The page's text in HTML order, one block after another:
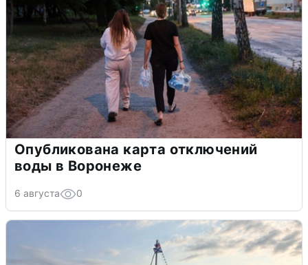
Опубликована карта отключений
воды в Воронеже
6 августа 0